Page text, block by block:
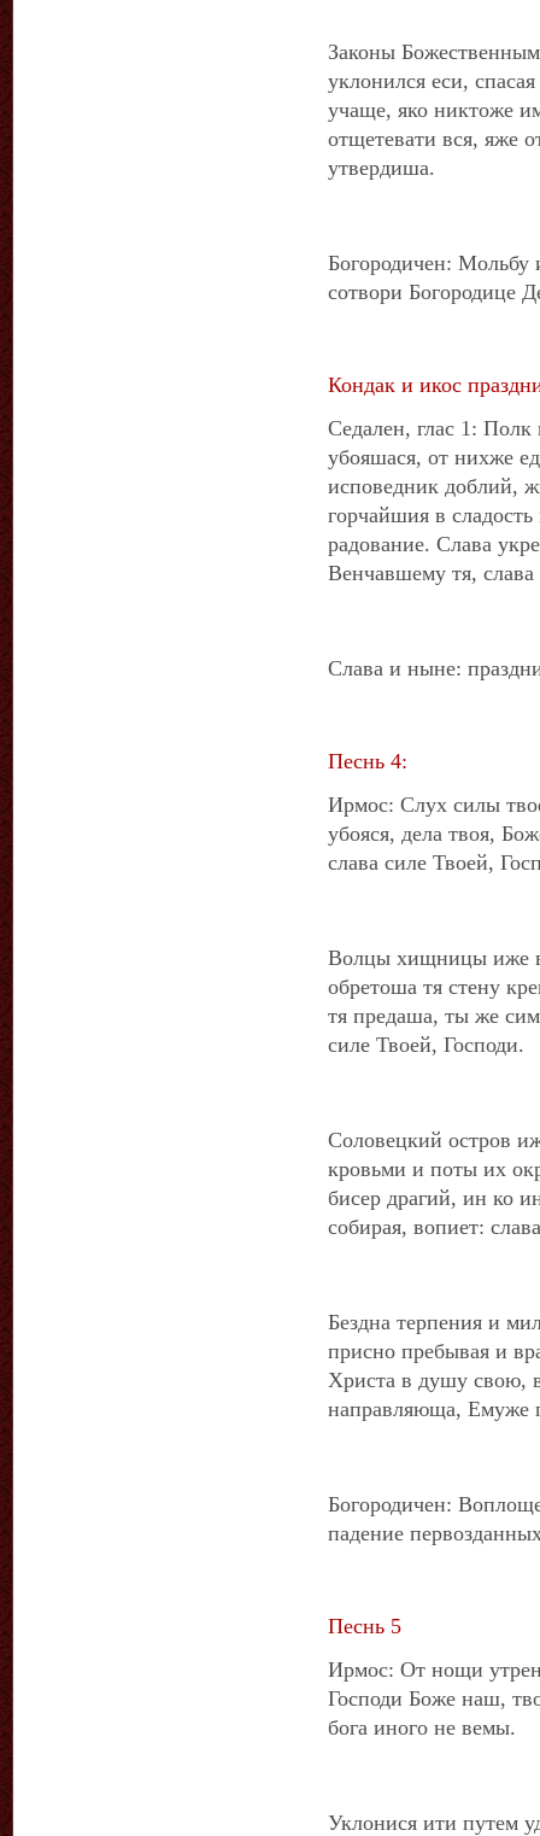
Законы
уклонился еси,
учаще, яко никтоже
отщетевати вся, яже
утвердиша.
Богородичен: Мольбу
сотвори Богородице
Кондак и икос
Седален, глас 1:
убояшася, от нихже
исповедник доблий,
горчайшия в
радование. Слава
Венчавшему тя,
Слава и ныне:
Песнь 4:
Ирмос: Слух силы
убояся, дела твоя,
слава силе Твоей,
Волцы хищницы иже
обретоша тя стену
тя предаша, ты же
силе Твоей, Господи.
Соловецкий остров
кровьми и поты их
бисер драгий, ин ко
собирая, вопиет:
Бездна терпения и
присно пребывая и
Христа в душу свою,
направляюща, Емуже
Богородичен:
падение
Песнь 5
Ирмос: От нощи
Господи Боже наш,
бога иного не вемы.
Уклонися ити путем